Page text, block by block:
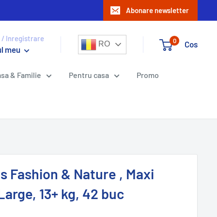
Abonare newsletter
/ Inregistrare
meu
RO 0 Cos
& Familie Pentru casa Promo
Fashion & Nature , Maxi
13+ kg, 42 buc